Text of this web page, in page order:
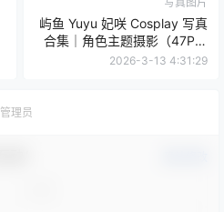
屿鱼 Yuyu 妃咲 Cosplay 写真
合集｜角色主题摄影（47P｜
105MB）
2026-3-13 4:31:29
管理员